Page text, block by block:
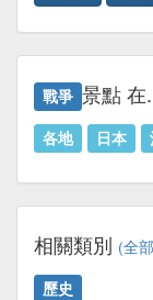
戰爭 景點 在
各地 日本
相關類別 (全
歷史